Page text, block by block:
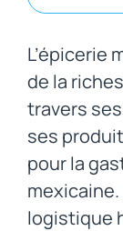
L’épicerie
de la
travers
ses
pour la
logistique